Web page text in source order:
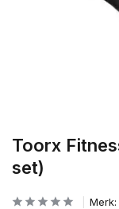
Toorx
set)
Merk: